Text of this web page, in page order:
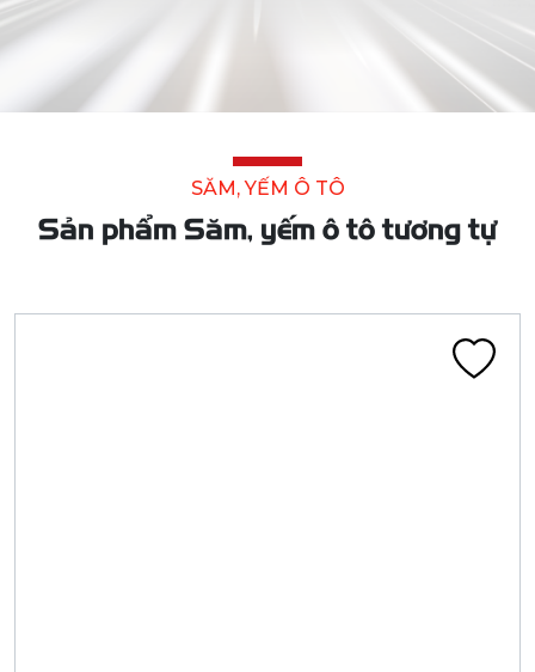
SĂM, YẾM Ô TÔ
Sản phẩm Săm, yếm ô tô tương tự